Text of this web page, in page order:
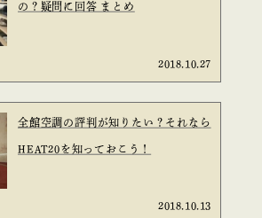
の？疑問に回答 まとめ
2018.10.27
全館空調の評判が知りたい？それなら
HEAT20を知っておこう！
2018.10.13